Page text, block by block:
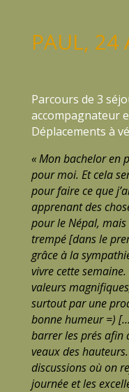
PAUL, 24
Parcours de 3
accompagnateur
Déplacements à
« Mon bachelor en
pour moi. Et cela
pour faire ce que
apprenant des
pour le Népal,
trempé [dans le
grâce à la
vivre cette
valeurs
surtout par une
bonne humeur =)
barrer les prés afin
veaux des
discussions où on
journée et les